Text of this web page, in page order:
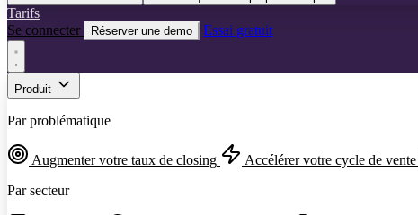
Tarifs
Se connecter
Réserver une demo Essai gratuit
Produit
Par problématique
Augmenter votre taux de closing Accélérer votre cycle de vente
Par secteur